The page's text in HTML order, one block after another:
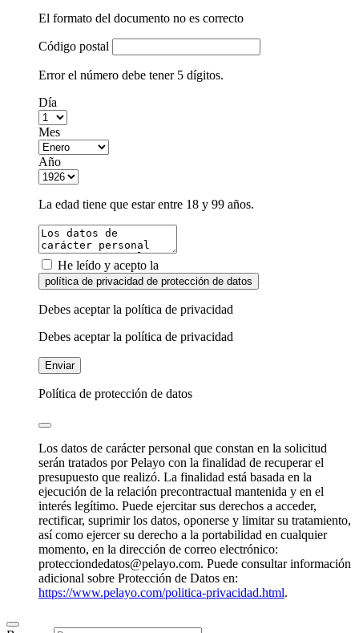
El formato del documento no es correcto
Código postal
Error el número debe tener 5 dígitos.
Día
Mes
Año
La edad tiene que estar entre 18 y 99 años.
He leído y acepto la
política de privacidad de protección de datos
Debes aceptar la política de privacidad
Debes aceptar la política de privacidad
Enviar
Política de protección de datos
Los datos de carácter personal que constan en la solicitud
serán tratados por Pelayo con la finalidad de recuperar el
presupuesto que realizó. La finalidad está basada en la
ejecución de la relación precontractual mantenida y en el
interés legítimo. Puede ejercitar sus derechos a acceder,
rectificar, suprimir los datos, oponerse y limitar su tratamiento,
así como ejercer su derecho a la portabilidad en cualquier
momento, en la dirección de correo electrónico:
protecciondedatos@pelayo.com. Puede consultar información
adicional sobre Protección de Datos en:
https://www.pelayo.com/politica-privacidad.html.